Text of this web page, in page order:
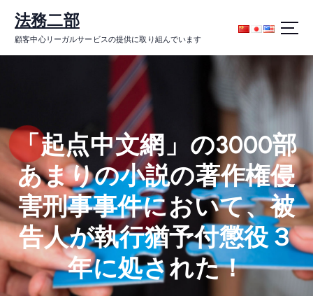
ン
ッ
プ
法務二部
顧客中心リーガルサービスの提供に取り組んでいます
「起点中文網」の3000部
あまりの小説の著作権侵
害刑事事件において、被
告人が執行猶予付懲役３
年に処された！